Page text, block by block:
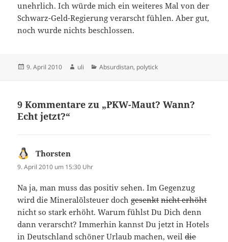
unehrlich. Ich würde mich ein weiteres Mal von der
Schwarz-Geld-Regierung verarscht fühlen. Aber gut,
noch wurde nichts beschlossen.
Veröffentlicht
9. April 2010 Autor
uli Kategorien
Absurdistan, polytick
9 Kommentare zu „PKW-Maut? Wann?
Echt jetzt?“
Thorsten
9. April 2010 um 15:30 Uhr
Na ja, man muss das positiv sehen. Im Gegenzug
wird die Mineralölsteuer dochgesenkt nicht erhöht
nicht so stark erhöht. Warum fühlst Du Dich denn
dann verarscht? Immerhin kannst Du jetzt in Hotels
in Deutschland schöner Urlaub machen, weildie